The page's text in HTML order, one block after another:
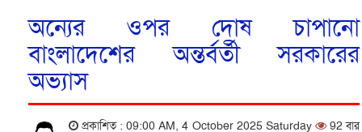
অন্যের ওপর দোষ চাপানো
বাংলাদেশের অন্তর্বর্তী সরকারের
অভ্যাস
প্রকাশিত : 09:00 AM, 4 October 2025 Saturday
92 বার